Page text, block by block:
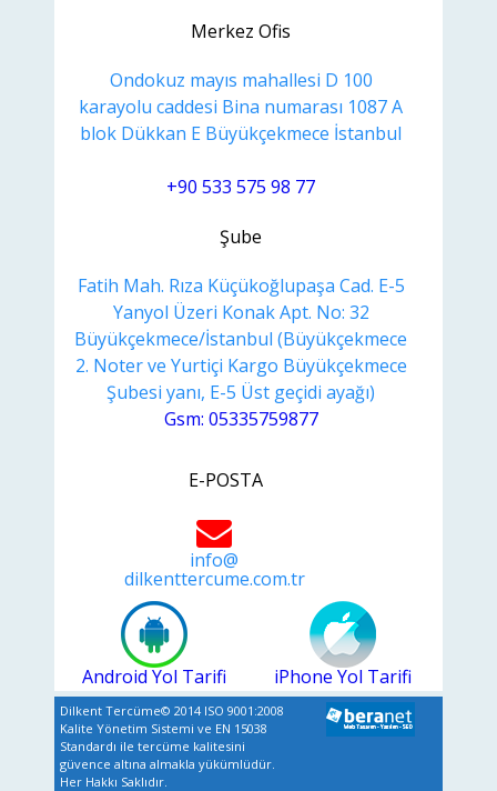
Merkez Ofis
Ondokuz mayıs mahallesi D 100
karayolu caddesi Bina numarası 1087 A
blok Dükkan E Büyükçekmece İstanbul
+90 533 575 98 77
Şube
Fatih Mah. Rıza Küçükoğlupaşa Cad. E-5
Yanyol Üzeri Konak Apt. No: 32
Büyükçekmece/İstanbul (Büyükçekmece
2. Noter ve Yurtiçi Kargo Büyükçekmece
Şubesi yanı, E-5 Üst geçidi ayağı)
Gsm: 05335759877
E-POSTA
info@
dilkenttercume.com.tr
Android Yol Tarifi iPhone Yol Tarifi
Dilkent Tercüme© 2014 ISO 9001:2008
Kalite Yönetim Sistemi ve EN 15038
Standardı ile tercüme kalitesini
güvence altına almakla yükümlüdür.
Her Hakkı Saklıdır.